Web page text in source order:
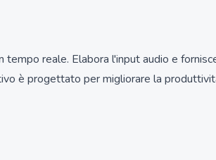
reale. Elabora l'input audio e
è progettato per migliorare la